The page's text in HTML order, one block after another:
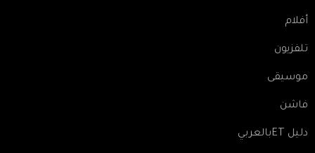
أفلام
تلفزيون
موسيقى
فاشن
دليل ETبالعربي